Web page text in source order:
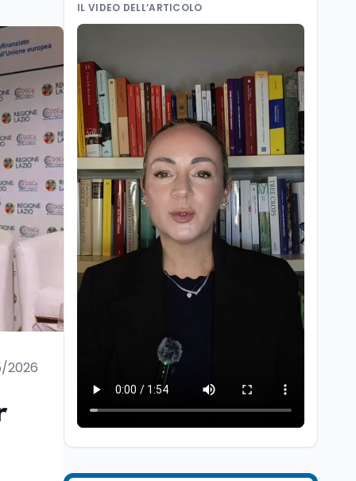
2026
IL VIDEO DELL’ARTICOLO
Lavoro8 ago
ristretto al Senato. La
soddisfazione del
senatore di Forza Italia,
Mario Occhiuto
Mondo 8 ago
Istituita dal Parlamento
Università8 ago